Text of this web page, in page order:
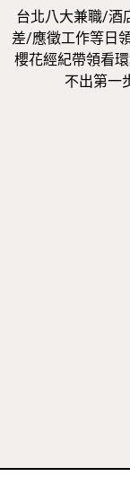
台北八大兼職/酒
差/應徵工作等日
櫻花經紀帶領看
不出第一